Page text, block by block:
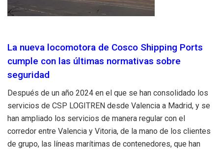
La nueva locomotora de Cosco Shipping Ports
cumple con las últimas normativas sobre
seguridad
Después de un año 2024 en el que se han consolidado los
servicios de CSP LOGITREN desde Valencia a Madrid, y se
han ampliado los servicios de manera regular con el
corredor entre Valencia y Vitoria, de la mano de los clientes
de grupo, las líneas marítimas de contenedores, que han